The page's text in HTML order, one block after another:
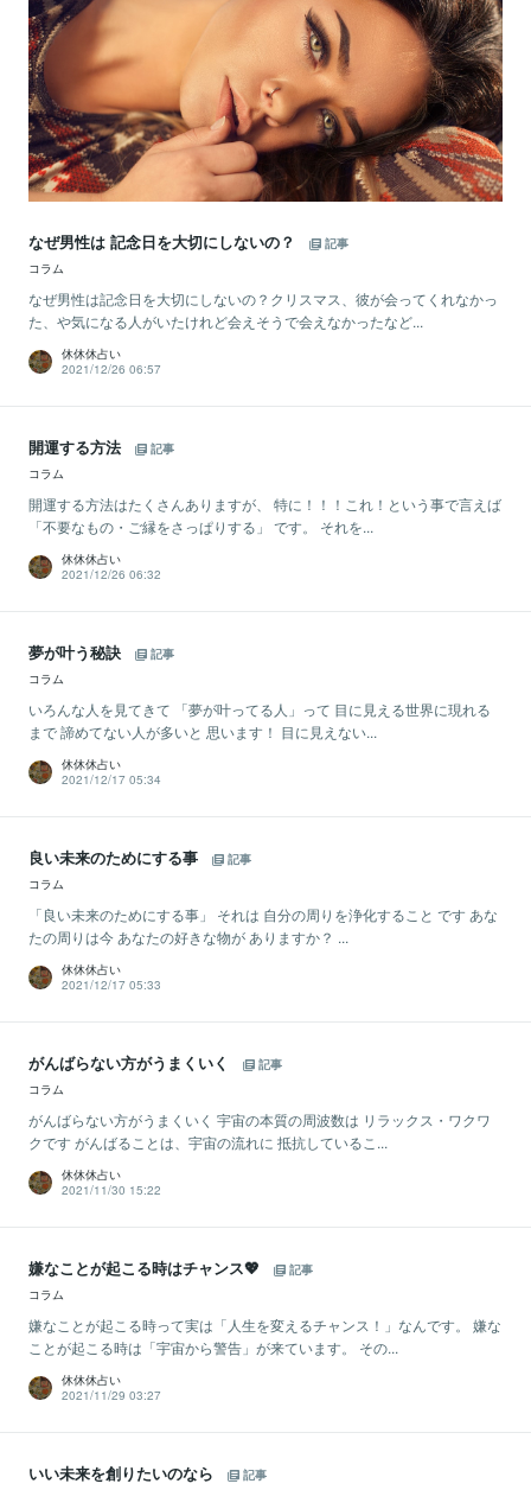
なぜ男性は 記念日を大切にしないの？
記事
コラム
なぜ男性は記念日を大切にしないの？クリスマス、彼が会ってくれなかっ
た、や気になる人がいたけれど会えそうで会えなかったなど...
休休休占い
2021/12/26 06:57
開運する方法
記事
コラム
開運する方法はたくさんありますが、 特に！！！これ！という事で言えば
「不要なもの・ご縁をさっぱりする」 です。 それを...
休休休占い
2021/12/26 06:32
夢が叶う秘訣
記事
コラム
いろんな人を見てきて 「夢が叶ってる人」って 目に見える世界に現れる
まで 諦めてない人が多いと 思います！ 目に見えない...
休休休占い
2021/12/17 05:34
良い未来のためにする事
記事
コラム
「良い未来のためにする事」 それは 自分の周りを浄化すること です あな
たの周りは今 あなたの好きな物が ありますか？ ...
休休休占い
2021/12/17 05:33
がんばらない方がうまくいく
記事
コラム
がんばらない方がうまくいく 宇宙の本質の周波数は リラックス・ワクワ
クです がんばることは、宇宙の流れに 抵抗しているこ...
休休休占い
2021/11/30 15:22
嫌なことが起こる時はチャンス💖
記事
コラム
嫌なことが起こる時って実は「人生を変えるチャンス！」なんです。 嫌な
ことが起こる時は「宇宙から警告」が来ています。 その...
休休休占い
2021/11/29 03:27
いい未来を創りたいのなら
記事